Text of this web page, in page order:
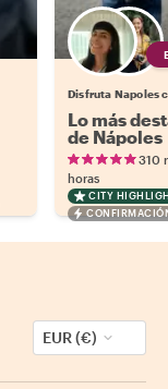
Disfruta Napoles
Lo más
de Nápoles
310
horas
CITY
EUR (€)